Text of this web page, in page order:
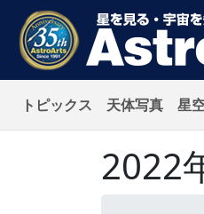
トピックス 天体写真 星
2022